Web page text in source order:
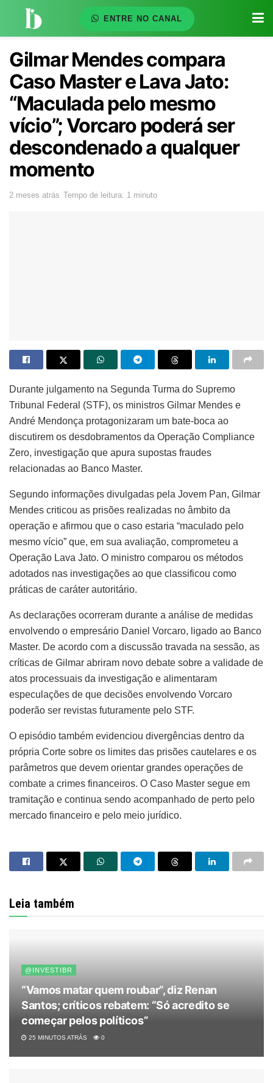
ENTRE NO CANAL
Gilmar Mendes compara
Caso Master e Lava Jato:
“Maculada pelo mesmo
vício”; Vorcaro poderá ser
descondenado a qualquer
momento
2 meses atrás Tempo de leitura: 1 minuto
Durante julgamento na Segunda Turma do Supremo
Tribunal Federal (STF), os ministros Gilmar Mendes e
André Mendonça protagonizaram um bate-boca ao
discutirem os desdobramentos da Operação Compliance
Zero, investigação que apura supostas fraudes
relacionadas ao Banco Master.
Segundo informações divulgadas pela Jovem Pan, Gilmar
Mendes criticou as prisões realizadas no âmbito da
operação e afirmou que o caso estaria “maculado pelo
mesmo vício” que, em sua avaliação, comprometeu a
Operação Lava Jato. O ministro comparou os métodos
adotados nas investigações ao que classificou como
práticas de caráter autoritário.
As declarações ocorreram durante a análise de medidas
envolvendo o empresário Daniel Vorcaro, ligado ao Banco
Master. De acordo com a discussão travada na sessão, as
críticas de Gilmar abriram novo debate sobre a validade de
atos processuais da investigação e alimentaram
especulações de que decisões envolvendo Vorcaro
poderão ser revistas futuramente pelo STF.
O episódio também evidenciou divergências dentro da
própria Corte sobre os limites das prisões cautelares e os
parâmetros que devem orientar grandes operações de
combate a crimes financeiros. O Caso Master segue em
tramitação e continua sendo acompanhado de perto pelo
mercado financeiro e pelo meio jurídico.
Leia também
@INVESTIBR
“Vamos matar quem roubar”, diz Renan
Santos; críticos rebatem: “Só acredito se
começar pelos políticos”
25 MINUTOS ATRÁS 0